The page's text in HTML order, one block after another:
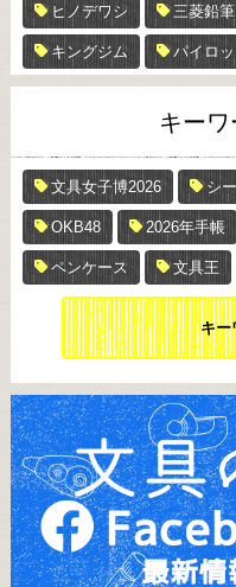
ヒノデワシ 三菱鉛筆
キングジム パイロ
キー
文具女子博2026 シ
OKB48 2026年手帳
ペンケース 文具王
キー